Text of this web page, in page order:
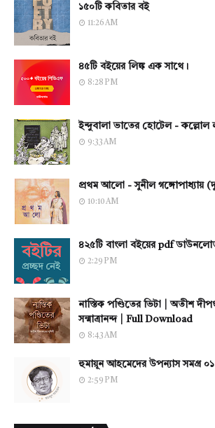
১৫০টি কবিতার বই
11:26 AM
৪৫টি বইয়ের লিঙ্ক এক সাথে।
8:28 PM
ইন্দুবালা ভাতের হোটেল - কল্লোল
9:33 AM
প্রথম আলো - সুনীল গঙ্গোপাধ্যায়
10:10 AM
৪২৫টি বাংলা বইয়ের pdf
2:29 PM
নাস্তিক পণ্ডিতের ভিটা | অতীশ
সন্মাত্রানন্দ | Full Download
8:43 AM
হুমায়ূন আহমেদের উপন্যাস সমগ্র
2:59 PM